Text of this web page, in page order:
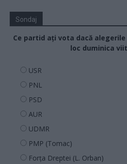
Sondaj
Ce partid ați vota dacă
loc duminica
USR
PNL
PSD
AUR
UDMR
PMP (Tomac)
Forța Dreptei (L. Orban)